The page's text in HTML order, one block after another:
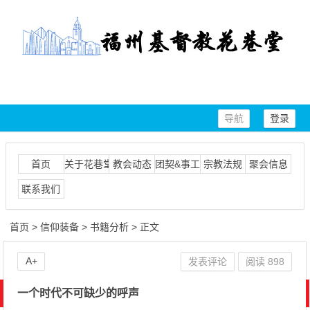
登录
导航
首页 关于花巷堂 教会动态 团契&事工 宗教法规 聚会信息
联系我们
首页 >信仰装备 >书籍分析 > 正文
一个时代不可缺少的呼声
发表评论 阅读898
A+